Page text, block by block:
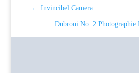
← Invincibel Camera
Dubroni No. 2 Photographie